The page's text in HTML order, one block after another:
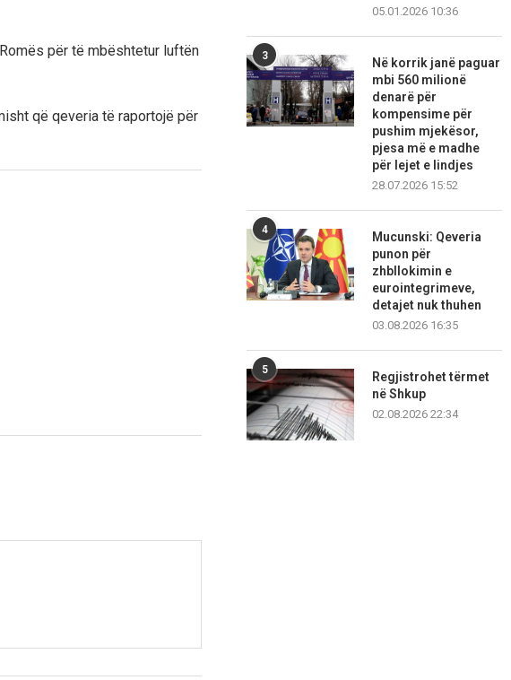
për të mbështetur luftën
që qeveria të raportojë për
05.01.2026 10:36
3
Në korrik janë paguar
mbi 560 milionë
denarë për
kompensime për
pushim mjekësor,
pjesa më e madhe
për lejet e lindjes
28.07.2026 15:52
4
Mucunski: Qeveria
punon për
zhbllokimin e
eurointegrimeve,
detajet nuk thuhen
03.08.2026 16:35
5
Regjistrohet tërmet
në Shkup
02.08.2026 22:34